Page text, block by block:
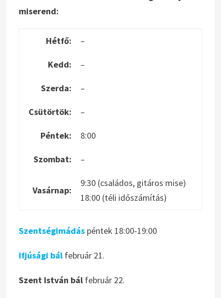
miserend:
Hétfő: –
Kedd: –
Szerda: –
Csütörtök: –
Péntek: 8:00
Szombat: –
Vasárnap:
9:30 (családos, gitáros mise)
18:00 (téli időszámítás)
Szentségimádáspéntek 18:00-19:00
Ifjúsági bál február 21.
Szent István bál február 22.